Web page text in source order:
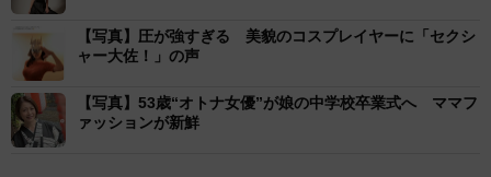
【写真】圧が強すぎる 美貌のコスプレイヤーに「セクシ
ャー大佐！」の声
【写真】53歳“オトナ女優”が娘の中学校卒業式へ ママフ
ァッションが新鮮